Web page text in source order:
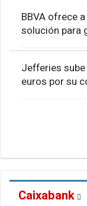
BBVA ofrece
solución para
Jefferies
euros por su
Caixabank